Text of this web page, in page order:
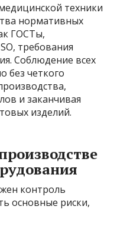
техники
нормативных
ГОСТы,
требования
Соблюдение всех
без четкого
и заканчивая
изделий.
контроль
основные риски,